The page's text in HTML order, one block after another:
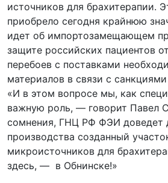
источников для брахитерапии.
приобрело сегодня крайнюю
идет об импортозамещающем
защите российских пациентов
перебоев с поставками
материалов в связи с
«И в этом вопросе мы, как
важную роль, — говорит Павел
сомнения, ГНЦ РФ ФЭИ доведет
производства созданный
микроисточников для
здесь, — в Обнинске!»